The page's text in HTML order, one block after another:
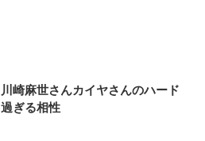
川崎麻世さんカイヤさんのハード
過ぎる相性